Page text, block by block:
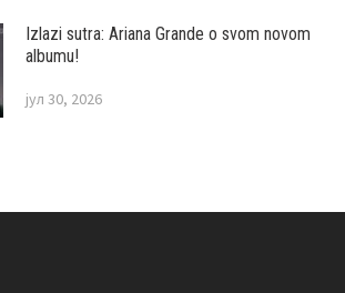
Izlazi sutra: Ariana Grande o svom novom
albumu!
јул 30, 2026